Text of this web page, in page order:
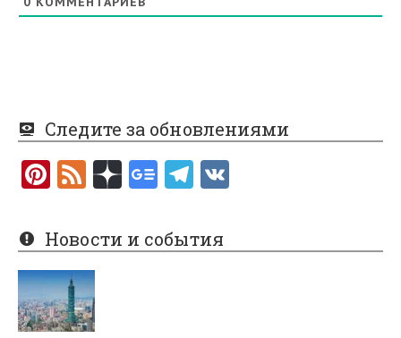
Следите за обновлениями
Pi
er
es
t
F
e
d
Новости и события